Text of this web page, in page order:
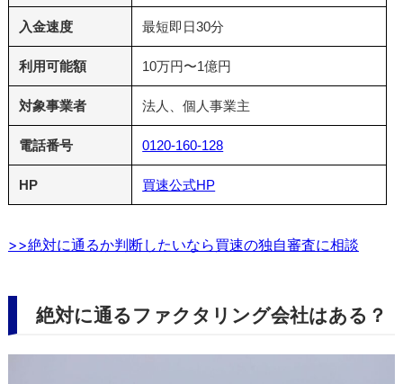
入金速度 最短即日30分
利用可能額 10万円〜1億円
対象事業者 法人、個人事業主
電話番号 0120-160-128
HP 買速公式HP
>>絶対に通るか判断したいなら買速の独自審査に相談
絶対に通るファクタリング会社はある？